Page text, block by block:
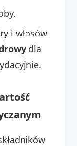
i włosów.
dla